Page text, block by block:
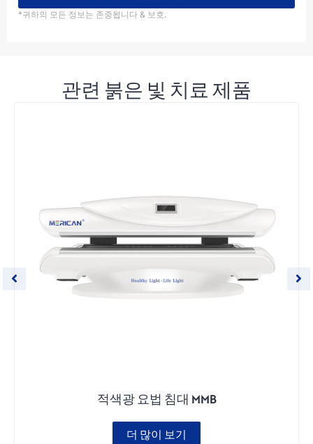
*귀하의 모든 정보는 존중됩니다 & 보호.
관련 붉은 빛 치료 제품
적색광 요법 침대 MMB
더 많이 보기